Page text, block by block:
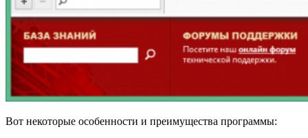
Вот некоторые особенности и преимущества программы: